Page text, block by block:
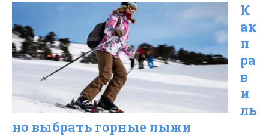
беговые
К
ак
п
ра
в
и
ль
но выбрать горные лыжи